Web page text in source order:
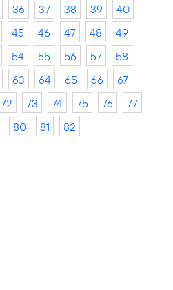
36 37 38 39
40
45 46 47 48
49
54 55 56 57
58
63 64 65 66
67
72 73 74 75 76
77
80 81 82